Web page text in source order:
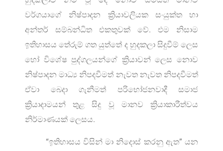
වර්ගයාගේ නිෂ්පාදන ක්‍රියාවලියක සංයුක්ත හා
අන්තර් සම්බන්ධිත එකතුවක් වේ. එම නිසාම
ඉතිහාසය තේරුම් ගත යුත්තේ ද හුදකලා සිදුවීම් ලෙස
හෝ විශේෂ පුද්ගලයන්ගේ ක්‍රියාවන් ලෙස නොව
නිෂ්පාදන මාධ්‍ය නිපදවීමත් නැවත නැවත නිපදවීමත්
ඒවා බෙදා ගැනීමත් පරිභෝජනවාදී සමාජ
ක්‍රියාදාමයන් තුළ සිදු වූ මානව ක්‍රියාකාරීත්වය
නිර්මාණයක් ලෙසය.
“ඉතිහාසය විසින් මා නිදොස් කරනු ඇත” යන